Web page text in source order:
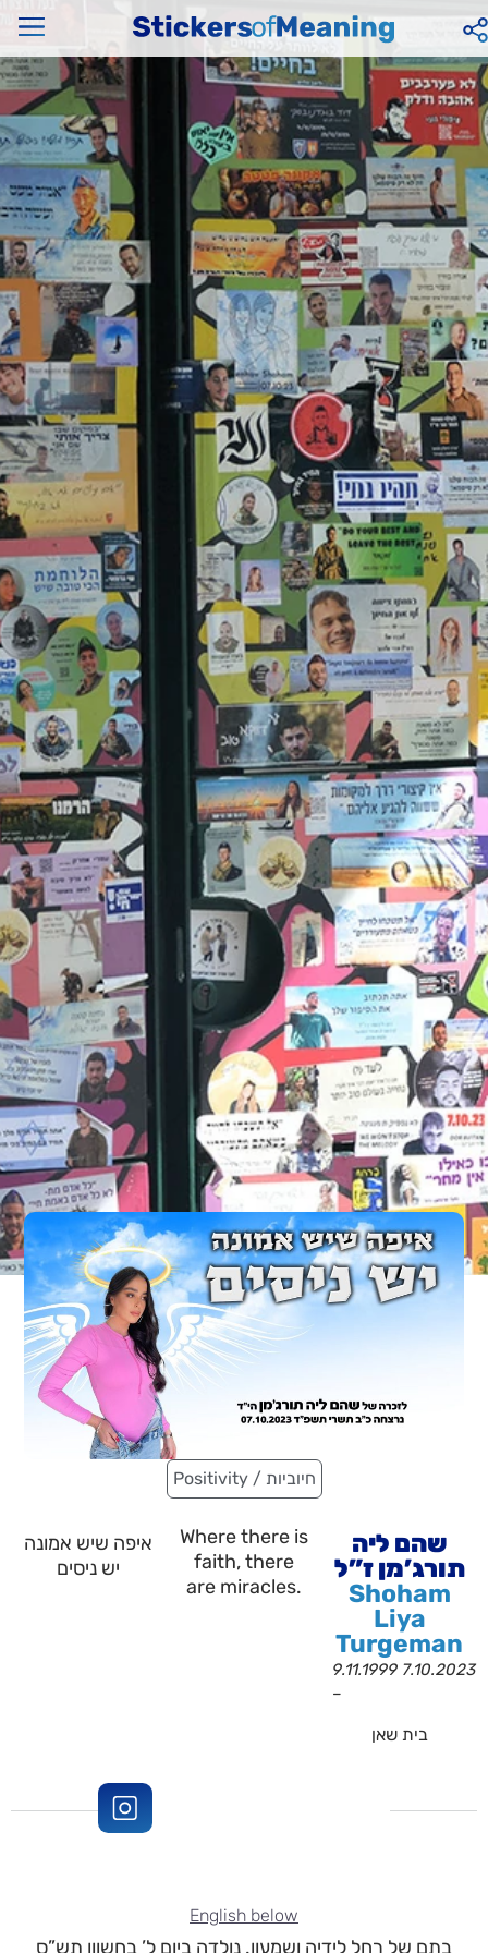
Positivity / חיוביות
Where there is
faith, there
are miracles.
שהם ליה
תורג’מן ז”ל
Shoham
Liya
Turgeman
9.11.1999
–
7.10.2023
בית שאן
איפה שיש אמונה
יש ניסים
English below
בתם של רחל לידיה ושמעון. נולדה ביום ל’ בחשוון תש”ס